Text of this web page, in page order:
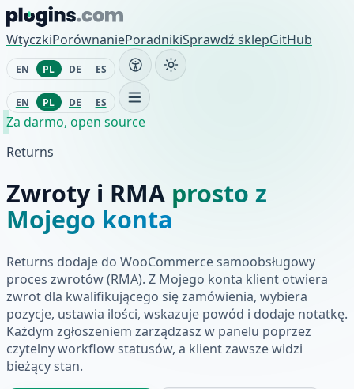
Przejdź do treści
WtyczkiPorównaniePoradnikiSprawdź sklepGitHub
EN PL DE ES
EN PL DE ES
Za darmo, open source
Returns
Zwroty i RMA prosto z
Mojego konta
Returns dodaje do WooCommerce samoobsługowy
proces zwrotów (RMA). Z Mojego konta klient otwiera
zwrot dla kwalifikującego się zamówienia, wybiera
pozycje, ustawia ilości, wskazuje powód i dodaje notatkę.
Każdym zgłoszeniem zarządzasz w panelu poprzez
czytelny workflow statusów, a klient zawsze widzi
bieżący stan.